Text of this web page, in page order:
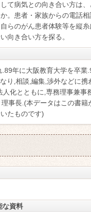
て病気との向き合い方は
。患者・家族からの電話
らのがん患者体験等を縦
向き合い方を探る。
年に大阪教育大学を卒業
り,相談,編集,渉外などに携
人化とともに,専務理事兼事
事長.(本データはこの書籍
たものです)
な資料